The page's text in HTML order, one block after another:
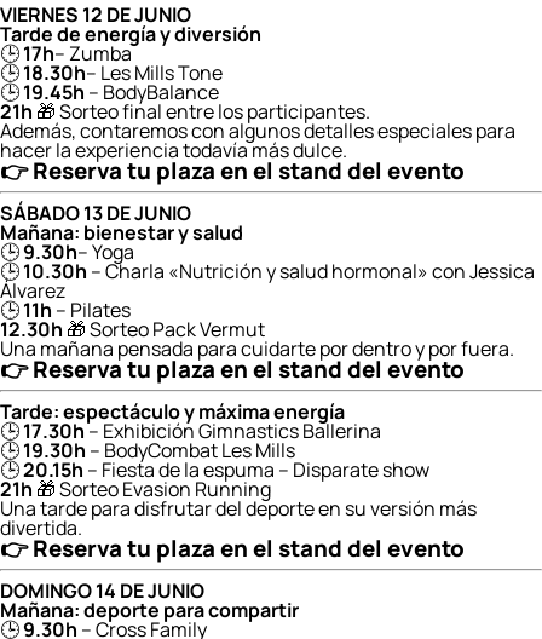
VIERNES 12 DE JUNIO
Tarde de energía y diversión
🕒17h– Zumba
🕒18.30h– Les Mills Tone
🕒19.45h – BodyBalance
21h 🎁 Sorteo final entre los participantes.
Además, contaremos con algunos detalles especiales para
hacer la experiencia todavía más dulce.
👉 Reserva tu plaza en el stand del evento
SÁBADO 13 DE JUNIO
Mañana: bienestar y salud
🕒9.30h– Yoga
🕒10.30h – Charla «Nutrición y salud hormonal» con Jessica
Álvarez
🕒11h – Pilates
12.30h 🎁 Sorteo Pack Vermut
Una mañana pensada para cuidarte por dentro y por fuera.
👉Reserva tu plaza en el stand del evento
Tarde: espectáculo y máxima energía
🕒17.30h– Exhibición Gimnastics Ballerina
🕒19.30h – BodyCombat Les Mills
🕒20.15h – Fiesta de la espuma – Disparate show
21h 🎁 Sorteo Evasion Running
Una tarde para disfrutar del deporte en su versión más
divertida.
👉Reserva tu plaza en el stand del evento
DOMINGO 14 DE JUNIO
Mañana: deporte para compartir
🕒9.30h – Cross Family